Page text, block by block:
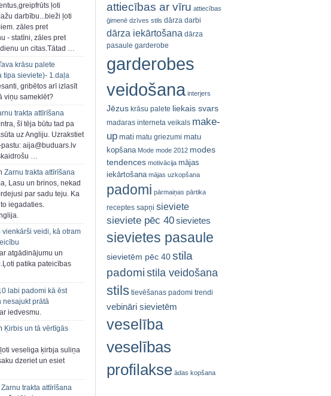
ļoti
darbību...bieži ļoti
zāles pret
- statīni, zāles pret
un citas.Tātad …
krāsu palete
tipa sieviete)- 1.daļa
gribētos arī izlasīt
viņu sameklēt?
trakta attīrīšana
šī tēja būtu tad pa
uz Angliju. Uzrakstiet
aija@buduars.lv
…
Zarnu trakta attīrīšana
Lasu un brinos, nekad
par sadu teju. Ka
iegadaties.
vienkārši veidi, kā otram
atgādinājumu un
patika pateicības
labi padomi kā ēst
nesajukt prātā
iedvesmu.
Ķirbis un tā vērtīgās
veseliga ķirbja suliņa
dzeriet un esiet
Zarnu trakta attīrīšana
attiecības ar vīru attiecības
ģimenē dzīves stils dārza darbi
dārza iekārtošana dārza
pasaule garderobe
garderobes
veidošana interjers
Jēzus krāsu palete liekais svars
madaras interneta veikals make-
up mati matu griezumi matu
kopšana Mode mode 2012 modes
tendences motivācija mājas
iekārtošana mājas uzkopšana
padomi pārmaiņas pārtika
receptes sapņi sieviete
sieviete pēc 40sievietes
sievietes pasaule
sievietēm pēc 40stila
padomistila veidošana
stils tievēšanas padomi trendi
vebināri sievietēm
veselība
veselības
profilakse ādas kopšana